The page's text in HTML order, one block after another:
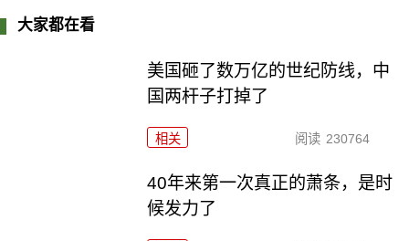
大家都在看
美国砸了数万亿的世纪防线，中
国两杆子打掉了
相关 阅读 230764
40年来第一次真正的萧条，是时
候发力了